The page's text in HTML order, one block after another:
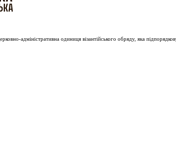
адміністративна одиниця візантійського обряду, яка